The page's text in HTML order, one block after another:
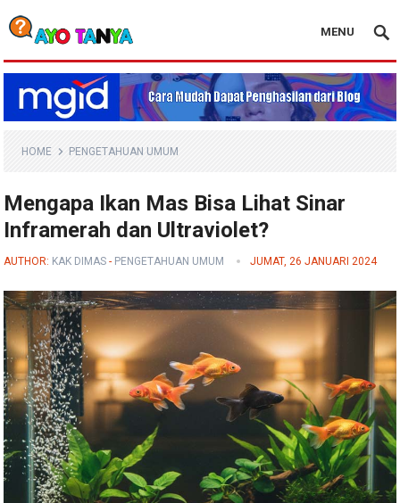
Blog Ayo Tanya
MENU
HOME PENGETAHUAN UMUM
Mengapa Ikan Mas Bisa Lihat Sinar
Inframerah dan Ultraviolet?
AUTHOR: KAK DIMAS - PENGETAHUAN UMUM JUMAT, 26 JANUARI 2024